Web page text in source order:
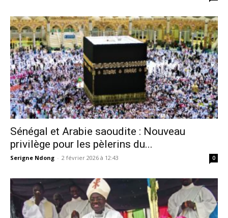
Sénégal et Arabie saoudite : Nouveau
privilège pour les pèlerins du...
Serigne Ndong - 2 février 2026 à 12:43 0